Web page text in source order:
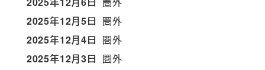
2025年12月5日 圏外
2025年12月4日 圏外
2025年12月3日 圏外